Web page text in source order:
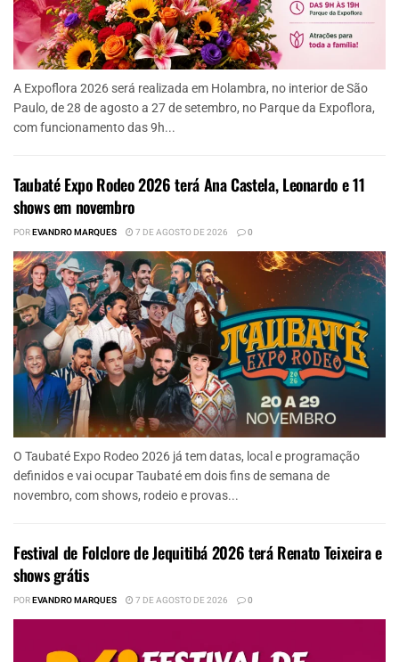
A Expoflora 2026 será realizada em Holambra, no interior de São
Paulo, de 28 de agosto a 27 de setembro, no Parque da Expoflora,
com funcionamento das 9h...
Taubaté Expo Rodeo 2026 terá Ana Castela, Leonardo e 11
shows em novembro
POREVANDRO MARQUES 7 DE AGOSTO DE 2026 0
O Taubaté Expo Rodeo 2026 já tem datas, local e programação
definidos e vai ocupar Taubaté em dois fins de semana de
novembro, com shows, rodeio e provas...
Festival de Folclore de Jequitibá 2026 terá Renato Teixeira e
shows grátis
POREVANDRO MARQUES 7 DE AGOSTO DE 2026 0